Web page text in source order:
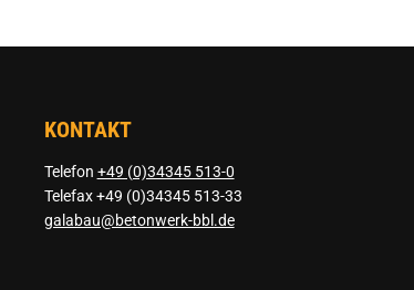
KONTAKT
Telefon +49 (0)34345 513-0
Telefax +49 (0)34345 513-33
galabau@betonwerk-bbl.de